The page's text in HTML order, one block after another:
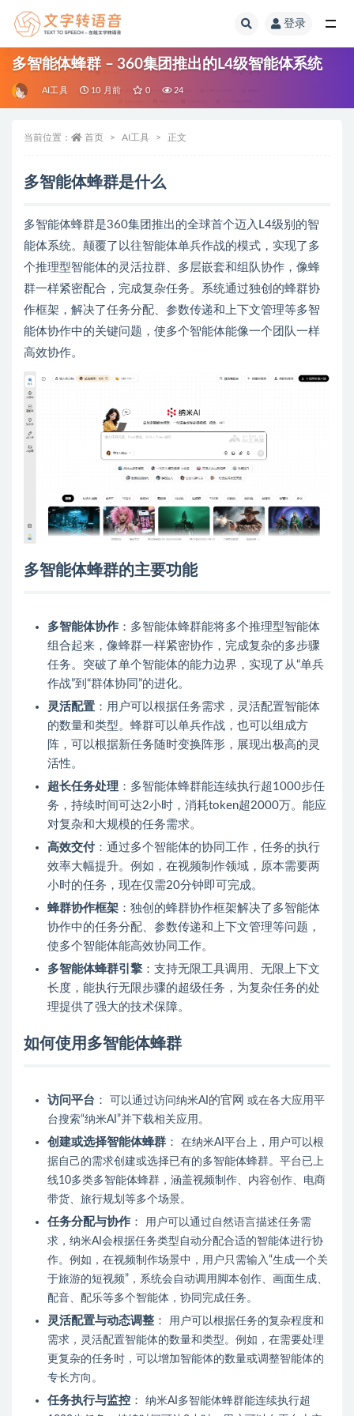
登录
多智能体蜂群 – 360集团推出的L4级智能体系统
AI工具 10 月前 0 24
当前位置： 首页 AI工具 正文
多智能体蜂群是什么
多智能体蜂群是360集团推出的全球首个迈入L4级别的智
能体系统。颠覆了以往智能体单兵作战的模式，实现了多
个推理型智能体的灵活拉群、多层嵌套和组队协作，像蜂
群一样紧密配合，完成复杂任务。系统通过独创的蜂群协
作框架，解决了任务分配、参数传递和上下文管理等多智
能体协作中的关键问题，使多个智能体能像一个团队一样
高效协作。
多智能体蜂群的主要功能
多智能体协作 ：多智能体蜂群能将多个推理型智能体
组合起来，像蜂群一样紧密协作，完成复杂的多步骤
任务。突破了单个智能体的能力边界，实现了从“单兵
作战”到“群体协同”的进化。
灵活配置 ：用户可以根据任务需求，灵活配置智能体
的数量和类型。蜂群可以单兵作战，也可以组成方
阵，可以根据新任务随时变换阵形，展现出极高的灵
活性。
超长任务处理 ：多智能体蜂群能连续执行超1000步任
务，持续时间可达2小时，消耗token超2000万。能应
对复杂和大规模的任务需求。
高效交付：通过多个智能体的协同工作，任务的执行
效率大幅提升。例如，在视频制作领域，原本需要两
小时的任务，现在仅需20分钟即可完成。
蜂群协作框架 ：独创的蜂群协作框架解决了多智能体
协作中的任务分配、参数传递和上下文管理等问题，
使多个智能体能高效协同工作。
多智能体蜂群引擎 ：支持无限工具调用、无限上下文
长度，能执行无限步骤的超级任务，为复杂任务的处
理提供了强大的技术保障。
如何使用多智能体蜂群
访问平台 ： 可以通过访问纳米AI 的官网 或在各大应用平
台搜索“纳米AI”并下载相关应用。
创建或选择智能体蜂群 ： 在纳米AI平台上，用户可以根
据自己的需求创建或选择已有的多智能体蜂群。平台已上
线10多类多智能体蜂群，涵盖视频制作、内容创作、电商
带货、旅行规划等多个场景。
任务分配与协作 ：
用户可以通过自然语言描述任务需
求，纳米AI会根据任务类型自动分配合适的智能体进行协
作。例如，在视频制作场景中，用户只需输入“生成一个关
于旅游的短视频”，系统会自动调用脚本创作、画面生成、
配音、配乐等多个智能体，协同完成任务。
灵活配置与动态调整 ：
用户可以根据任务的复杂程度和
需求，灵活配置智能体的数量和类型。例如，在需要处理
更复杂的任务时，可以增加智能体的数量或调整智能体的
专长方向。
任务执行与监控 ： 纳米AI多智能体蜂群能连续执行超